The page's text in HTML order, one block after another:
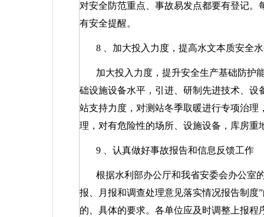
对安全防范重点、事故易发点都要有登记
有安全提醒。
8 、加大投入力度，提高水文本质安全
加大投入力度，提升安全生产基础防护
础设施设备水平，引进、研制先进技术、
站支持力度，对测站冬季取暖进行专项治
理，对有危险性的场所、设施设备，库房
9 、认真做好事故报告和信息反馈工作
根据水利部办公厅和我省安委会办公室
报、月报和调查处理意见落实情况报告制
的、具体的要求。各单位应及时调整上报